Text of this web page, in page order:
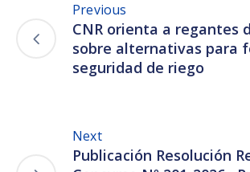
Previous
CNR orienta a regantes
sobre alternativas para
seguridad de riego
Next
Publicación Resolución